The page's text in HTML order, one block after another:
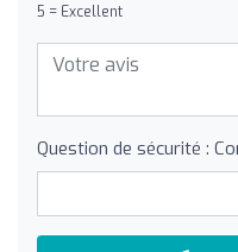
5 = Excellent
Question de sécurité :